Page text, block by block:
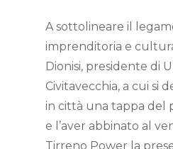
A sottolineare il
imprenditoria e
Dionisi, presidente di
Civitavecchia, a cui si
in città una tappa del
e l’aver abbinato al
Tirreno Power la